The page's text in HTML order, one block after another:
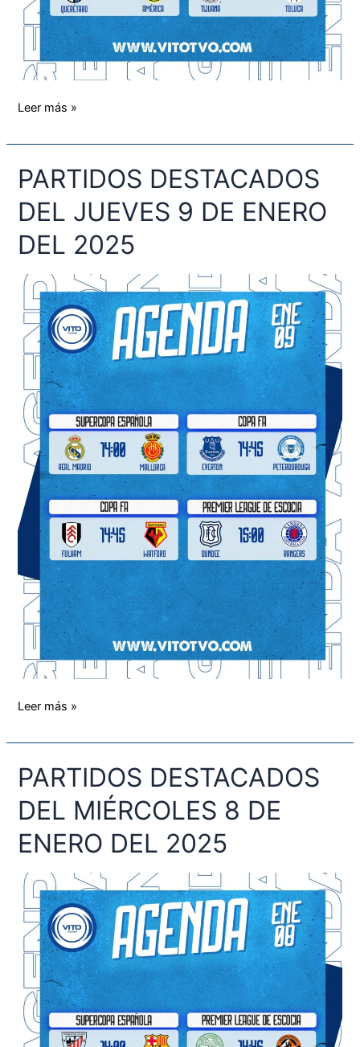
Leer más »
PARTIDOS DESTACADOS
DEL JUEVES 9 DE ENERO
DEL 2025
PARTIDOS
DESTACADOS
DEL
9
ENERO
DEL
2025
Leer más »
PARTIDOS DESTACADOS
DEL MIÉRCOLES 8 DE
ENERO DEL 2025
PARTIDOS
DESTACADOS
DEL
8
ENERO
DEL
2025